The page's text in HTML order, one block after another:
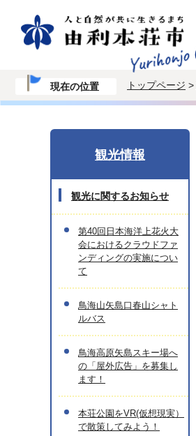
現在の位置 トップページ >
観光情報
観光に関するお知らせ
第40回日本海洋上花火大
会におけるクラウドファ
ンディングの実施につい
て
鳥海山矢島口春山シャト
ルバス
鳥海高原矢島スキー場へ
の「屋外広告」を募集し
ます！
本荘公園をVR(仮想現実）
で散策してみよう！